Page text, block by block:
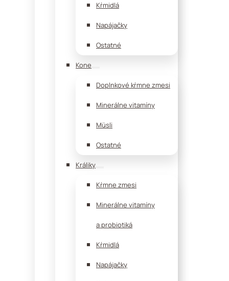
Kŕmidlá
Napájačky
Ostatné
Kone
Doplnkové kŕmne zmesi
Minerálne vitamíny
Müsli
Ostatné
Králiky
Kŕmne zmesi
Minerálne vitamíny
a probiotiká
Kŕmidlá
Napájačky